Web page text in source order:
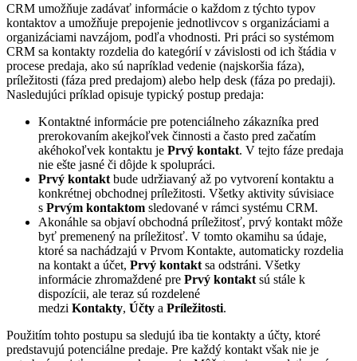
CRM umožňuje zadávať informácie o každom z týchto typov
kontaktov a umožňuje prepojenie jednotlivcov s organizáciami a
organizáciami navzájom, podľa vhodnosti. Pri práci so systémom
CRM sa kontakty rozdelia do kategórií v závislosti od ich štádia v
procese predaja, ako sú napríklad vedenie (najskoršia fáza),
príležitosti (fáza pred predajom) alebo help desk (fáza po predaji).
Nasledujúci príklad opisuje typický postup predaja:
Kontaktné informácie pre potenciálneho zákazníka pred
prerokovaním akejkoľvek činnosti a často pred začatím
akéhokoľvek kontaktu je Prvý kontakt. V tejto fáze predaja
nie ešte jasné či dôjde k spolupráci.
Prvý kontakt bude udržiavaný až po vytvorení kontaktu a
konkrétnej obchodnej príležitosti. Všetky aktivity súvisiace
s Prvým kontaktom sledované v rámci systému CRM.
Akonáhle sa objaví obchodná príležitosť, prvý kontakt môže
byť premenený na príležitosť. V tomto okamihu sa údaje,
ktoré sa nachádzajú v Prvom Kontakte, automaticky rozdelia
na kontakt a účet, Prvý kontakt sa odstráni. Všetky
informácie zhromaždené pre Prvý kontakt sú stále k
dispozícii, ale teraz sú rozdelené
medzi Kontakty, Účty a Príležitosti.
Použitím tohto postupu sa sledujú iba tie kontakty a účty, ktoré
predstavujú potenciálne predaje. Pre každý kontakt však nie je